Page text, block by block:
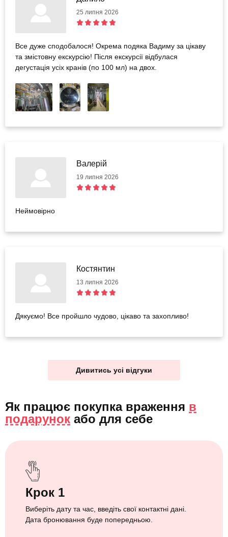
25 липня 2026
Все дуже сподобалося! Окрема подяка Вадиму за цікаву
та змістовну екскурсію! Після екскурсії відбулася
дегустація усіх кранів (по 100 мл) на двох.
Валерій
19 липня 2026
Неймовірно
Костянтин
13 липня 2026
Дякуємо! Все пройшло чудово, цікаво та захопливо!
Дивитись усі відгуки
Як працює покупка враження в
подарунок або для себе
Крок 1
Виберіть дату та час, введіть свої контактні дані.
Дата бронювання буде попередньою.